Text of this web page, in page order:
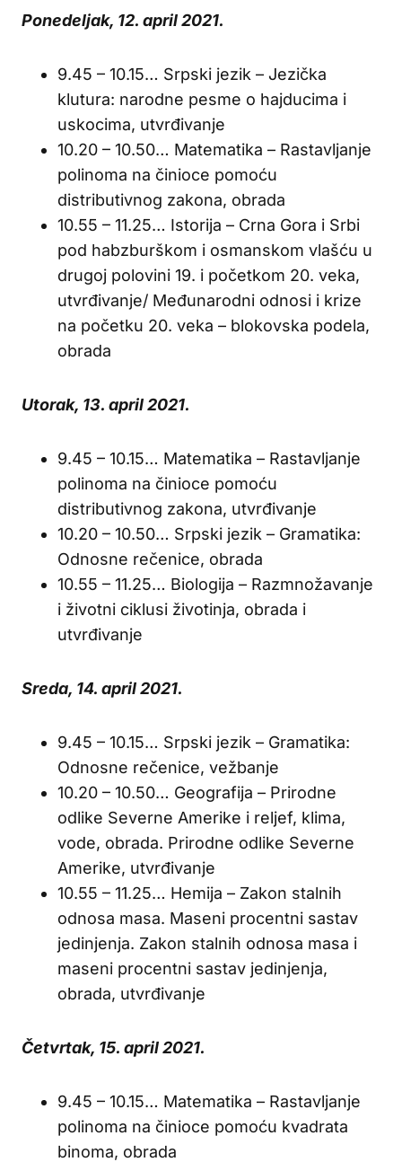
Ponedeljak, 12. april 2021.
9.45 – 10.15… Srpski jezik – Jezička
klutura: narodne pesme o hajducima i
uskocima, utvrđivanje
10.20 – 10.50… Matematika – Rastavljanje
polinoma na činioce pomoću
distributivnog zakona, obrada
10.55 – 11.25… Istorija – Crna Gora i Srbi
pod habzburškom i osmanskom vlašću u
drugoj polovini 19. i početkom 20. veka,
utvrđivanje/ Međunarodni odnosi i krize
na početku 20. veka – blokovska podela,
obrada
Utorak, 13. april 2021.
9.45 – 10.15… Matematika – Rastavljanje
polinoma na činioce pomoću
distributivnog zakona, utvrđivanje
10.20 – 10.50… Srpski jezik – Gramatika:
Odnosne rečenice, obrada
10.55 – 11.25… Biologija – Razmnožavanje
i životni ciklusi životinja, obrada i
utvrđivanje
Sreda, 14. april 2021.
9.45 – 10.15… Srpski jezik – Gramatika:
Odnosne rečenice, vežbanje
10.20 – 10.50… Geografija – Prirodne
odlike Severne Amerike i reljef, klima,
vode, obrada. Prirodne odlike Severne
Amerike, utvrđivanje
10.55 – 11.25… Hemija – Zakon stalnih
odnosa masa. Maseni procentni sastav
jedinjenja. Zakon stalnih odnosa masa i
maseni procentni sastav jedinjenja,
obrada, utvrđivanje
Četvrtak, 15. april 2021.
9.45 – 10.15… Matematika – Rastavljanje
polinoma na činioce pomoću kvadrata
binoma, obrada